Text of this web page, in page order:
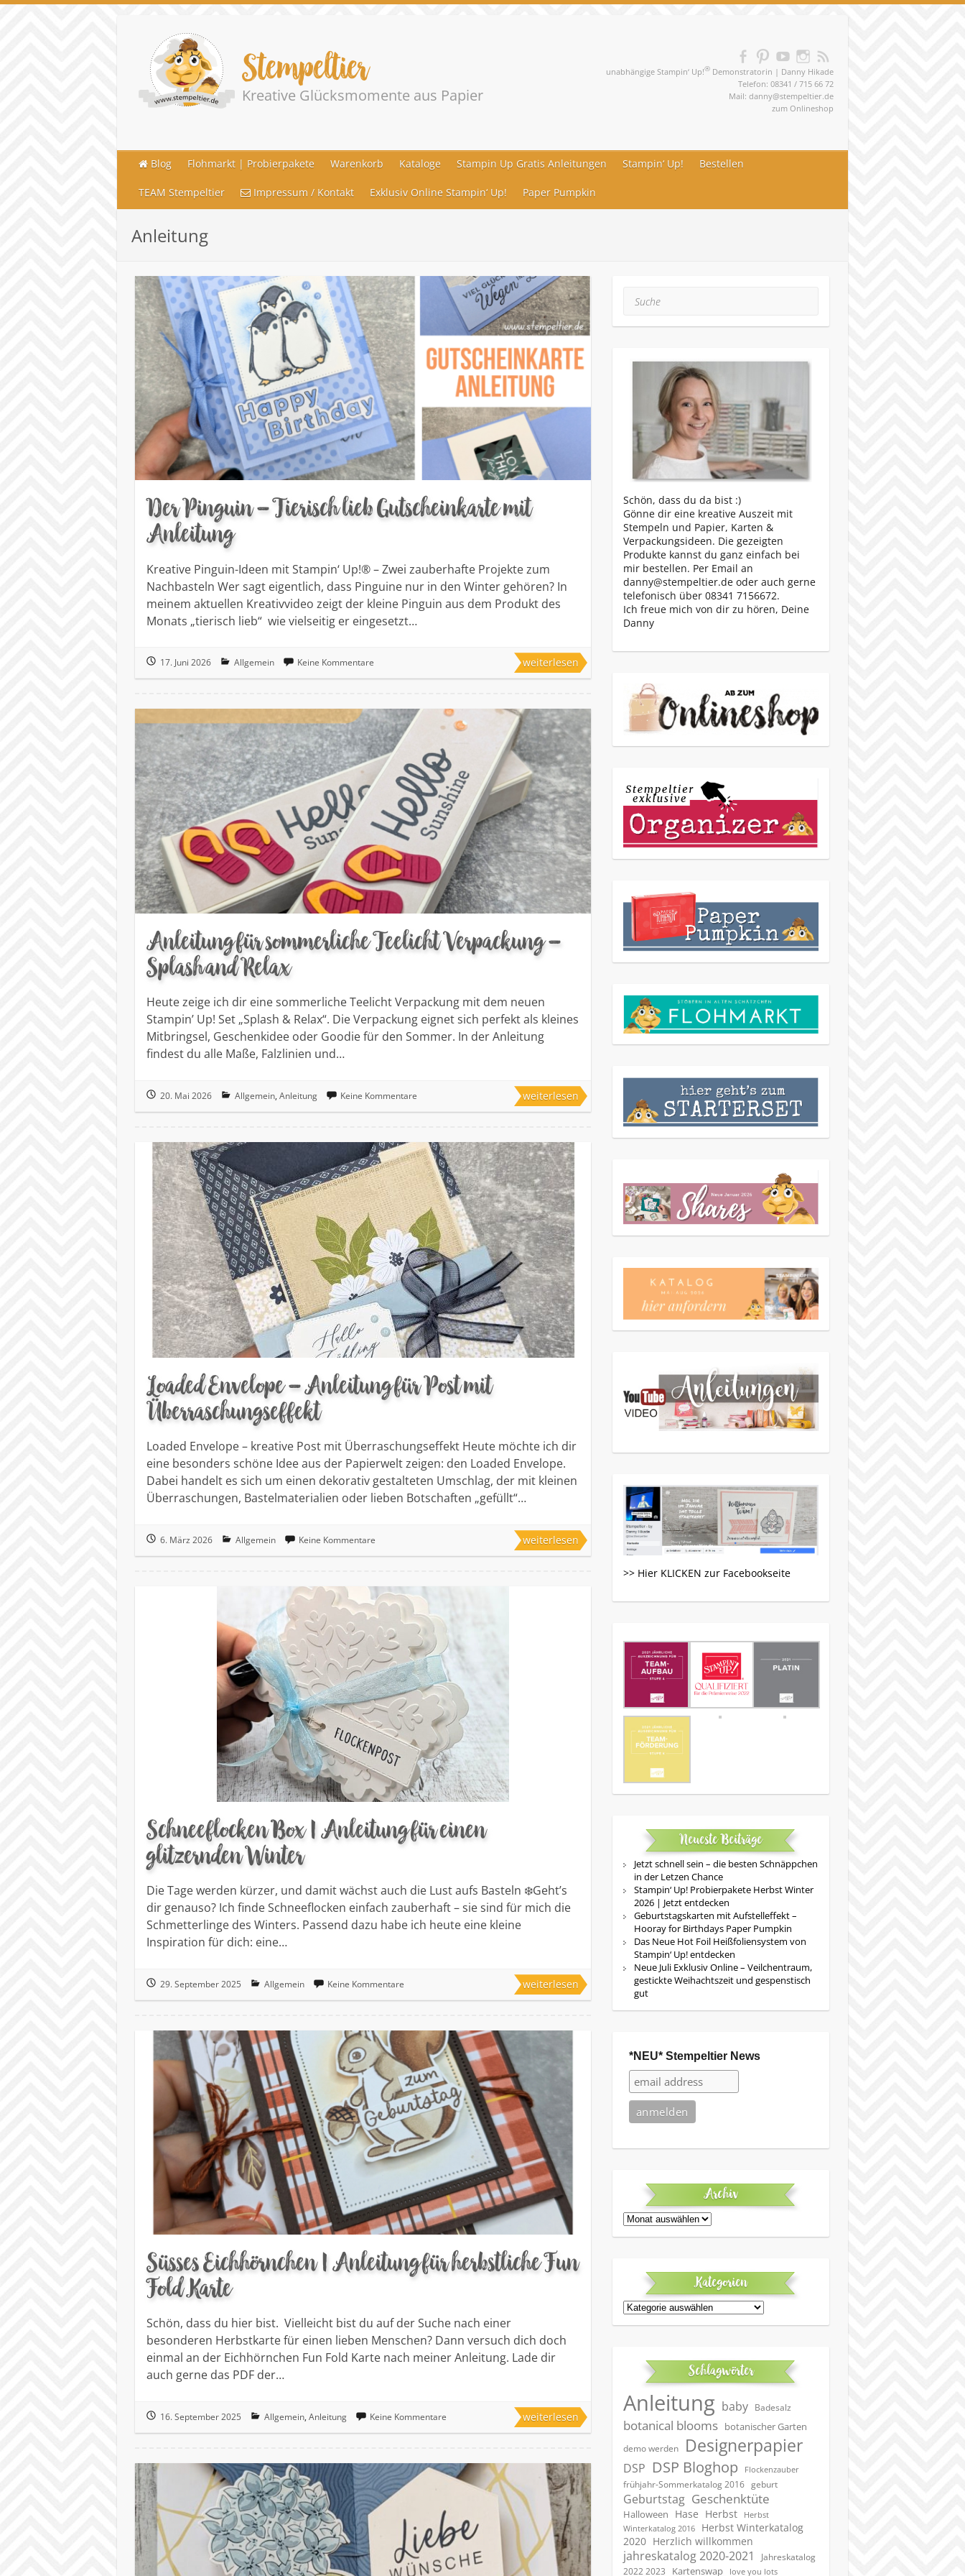
unabhängige Stampin‘ Up!® Demonstratorin | Danny Hikade
Telefon: 08341 / 715 66 72
Mail: danny@stempeltier.de
zum Onlineshop
Stempeltier
Kreative Glücksmomente aus Papier
Blog Flohmarkt | Probierpakete Warenkorb Kataloge Stampin Up Gratis Anleitungen Stampin‘ Up! Bestellen
TEAM Stempeltier Impressum / Kontakt Exklusiv Online Stampin‘ Up! Paper Pumpkin
Anleitung
Der Pinguin – Tierisch lieb Gutscheinkarte mit
Anleitung
Kreative Pinguin-Ideen mit Stampin‘ Up!® – Zwei zauberhafte Projekte zum
Nachbasteln Wer sagt eigentlich, dass Pinguine nur in den Winter gehören? In
meinem aktuellen Kreativvideo zeigt der kleine Pinguin aus dem Produkt des
Monats „tierisch lieb“ wie vielseitig er eingesetzt…
17. Juni 2026 Allgemein Keine Kommentare weiterlesen
Anleitung für sommerliche Teelicht Verpackung –
Splash and Relax
Heute zeige ich dir eine sommerliche Teelicht Verpackung mit dem neuen
Stampin’ Up! Set „Splash & Relax“. Die Verpackung eignet sich perfekt als kleines
Mitbringsel, Geschenkidee oder Goodie für den Sommer. In der Anleitung
findest du alle Maße, Falzlinien und…
20. Mai 2026 Allgemein, Anleitung Keine Kommentare weiterlesen
Loaded Envelope – Anleitung für Post mit
Überraschungseffekt
Loaded Envelope – kreative Post mit Überraschungseffekt Heute möchte ich dir
eine besonders schöne Idee aus der Papierwelt zeigen: den Loaded Envelope.
Dabei handelt es sich um einen dekorativ gestalteten Umschlag, der mit kleinen
Überraschungen, Bastelmaterialien oder lieben Botschaften „gefüllt“…
6. März 2026 Allgemein Keine Kommentare weiterlesen
Schneeflocken Box | Anleitung für einen
glitzernden Winter
Die Tage werden kürzer, und damit wächst auch die Lust aufs Basteln ❄️Geht’s
dir genauso? Ich finde Schneeflocken einfach zauberhaft – sie sind für mich die
Schmetterlinge des Winters. Passend dazu habe ich heute eine kleine
Inspiration für dich: eine…
29. September 2025 Allgemein Keine Kommentare weiterlesen
Süsses Eichhörnchen | Anleitung für herbstliche Fun
Fold Karte
Schön, dass du hier bist. Vielleicht bist du auf der Suche nach einer
besonderen Herbstkarte für einen lieben Menschen? Dann versuch dich doch
einmal an der Eichhörnchen Fun Fold Karte nach meiner Anleitung. Lade dir
auch gerne das PDF der…
16. September 2025 Allgemein, Anleitung Keine Kommentare weiterlesen
Schön, dass du da bist :)
Gönne dir eine kreative Auszeit mit
Stempeln und Papier, Karten &
Verpackungsideen. Die gezeigten
Produkte kannst du ganz einfach bei
mir bestellen. Per Email an
danny@stempeltier.de oder auch gerne
telefonisch über 08341 7156672.
Ich freue mich von dir zu hören, Deine
Danny
>> Hier KLICKEN zur Facebookseite
Neueste Beiträge
Jetzt schnell sein – die besten Schnäppchen
in der Letzen Chance
Stampin‘ Up! Probierpakete Herbst Winter
2026 | Jetzt entdecken
Geburtstagskarten mit Aufstelleffekt –
Hooray for Birthdays Paper Pumpkin
Das Neue Hot Foil Heißfoliensystem von
Stampin‘ Up! entdecken
Neue Juli Exklusiv Online – Veilchentraum,
gestickte Weihachtszeit und gespenstisch
gut
*NEU* Stempeltier News
Archiv
Archiv
Kategorien
Kategorien
Schlagwörter
Anleitung baby Badesalz
botanical blooms botanischer Garten
demo werden Designerpapier
DSP DSP Bloghop Flockenzauber
frühjahr-Sommerkatalog 2016 geburt
Geburtstag Geschenktüte
Halloween Hase Herbst
Herbst
Winterkatalog 2016
Herbst Winterkatalog
2020 Herzlich willkommen
jahreskatalog 2020-2021
Jahreskatalog
2022 2023
Kartenswap love you lots